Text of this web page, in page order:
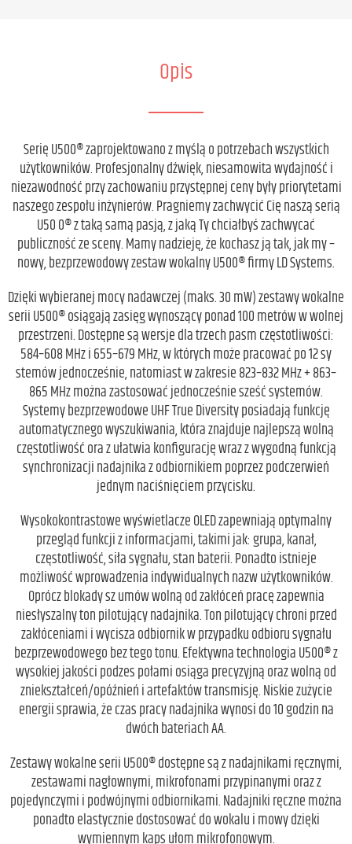
Opis
Serię U500® zaprojektowano z myślą o potrzebach wszystkich
użytkowników. Profesjonalny dźwięk, niesamowita wydajność i
niezawodność przy zachowaniu przystępnej ceny były priorytetami
naszego zespołu inżynierów. Pragniemy zachwycić Cię naszą serią
U50 0® z taką samą pasją, z jaką Ty chciałbyś zachwycać
publiczność ze sceny. Mamy nadzieję, że kochasz ją tak, jak my –
nowy, bezprzewodowy zestaw wokalny U500® firmy LD Systems.
Dzięki wybieranej mocy nadawczej (maks. 30 mW) zestawy wokalne
serii U500® osiągają zasięg wynoszący ponad 100 metrów w wolnej
przestrzeni. Dostępne są wersje dla trzech pasm częstotliwości:
584–608 MHz i 655–679 MHz, w których może pracować po 12 sy
stemów jednocześnie, natomiast w zakresie 823–832 MHz + 863–
865 MHz można zastosować jednocześnie sześć systemów.
Systemy bezprzewodowe UHF True Diversity posiadają funkcję
automatycznego wyszukiwania, która znajduje najlepszą wolną
częstotliwość ora z ułatwia konfigurację wraz z wygodną funkcją
synchronizacji nadajnika z odbiornikiem poprzez podczerwień
jednym naciśnięciem przycisku.
Wysokokontrastowe wyświetlacze OLED zapewniają optymalny
przegląd funkcji z informacjami, takimi jak: grupa, kanał,
częstotliwość, siła sygnału, stan baterii. Ponadto istnieje
możliwość wprowadzenia indywidualnych nazw użytkowników.
Oprócz blokady sz umów wolną od zakłóceń pracę zapewnia
niesłyszalny ton pilotujący nadajnika. Ton pilotujący chroni przed
zakłóceniami i wycisza odbiornik w przypadku odbioru sygnału
bezprzewodowego bez tego tonu. Efektywna technologia U500® z
wysokiej jakości podzes połami osiąga precyzyjną oraz wolną od
zniekształceń/opóźnień i artefaktów transmisję. Niskie zużycie
energii sprawia, że czas pracy nadajnika wynosi do 10 godzin na
dwóch bateriach AA.
Zestawy wokalne serii U500® dostępne są z nadajnikami ręcznymi,
zestawami nagłownymi, mikrofonami przypinanymi oraz z
pojedynczymi i podwójnymi odbiornikami. Nadajniki ręczne można
ponadto elastycznie dostosować do wokalu i mowy dzięki
wymiennym kaps ułom mikrofonowym.